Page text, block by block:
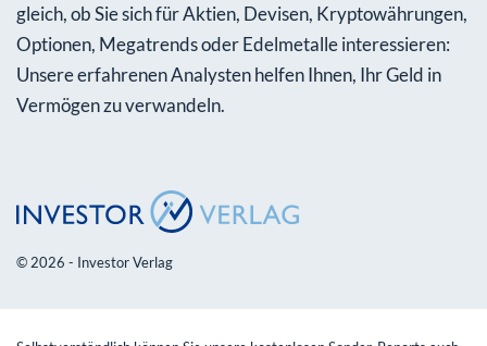
gleich, ob Sie sich für Aktien, Devisen, Kryptowährungen,
Optionen, Megatrends oder Edelmetalle interessieren:
Unsere erfahrenen Analysten helfen Ihnen, Ihr Geld in
Vermögen zu verwandeln.
© 2026 - Investor Verlag